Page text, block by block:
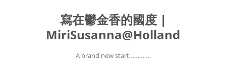
寫在鬱金香的國度 |
MiriSusanna@Holland
A brand new start………….